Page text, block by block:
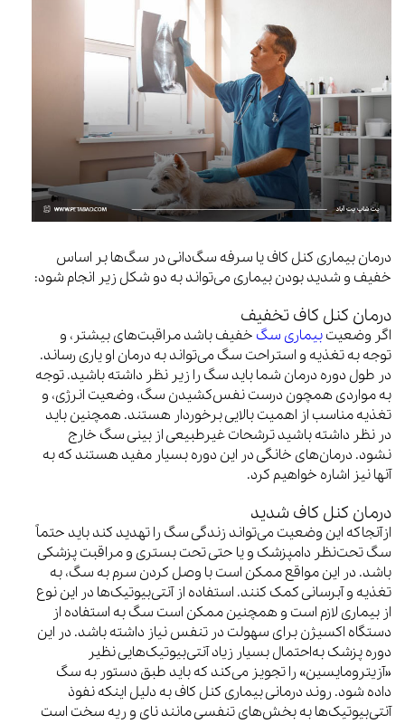
درمان بیماری کنل کاف یا سرفه سگ‌دانی در سگ‌ها بر اساس
خفیف و شدید بودن بیماری می‌تواند به دو شکل زیر انجام شود:
درمان کنل کاف تخفیف
اگر وضعیتبیماری سگ خفیف باشد مراقبت‌های بیشتر، و
توجه به تغذیه و استراحت سگ می‌تواند به درمان او یاری رساند.
در طول دوره درمان شما باید سگ را زیر نظر داشته باشید. توجه
به مواردی همچون درست نفس‌کشیدن سگ، وضعیت انرژی، و
تغذیه مناسب از اهمیت بالایی برخوردار هستند. همچنین باید
در نظر داشته باشید ترشحات غیرطبیعی از بینی سگ خارج
نشود. درمان‌های خانگی در این دوره بسیار مفید هستند که به
آنها نیز اشاره خواهیم کرد.
درمان کنل کاف شدید
ازآنجاکه این وضعیت می‌تواند زندگی سگ را تهدید کند باید حتماً
سگ تحت‌نظر دامپزشک و یا حتی تحت بستری و مراقبت پزشکی
باشد. در این مواقع ممکن است با وصل کردن سرم به سگ، به
تغذیه و آبرسانی کمک کنند. استفاده از آنتی‌بیوتیک‌ها در این نوع
از بیماری لازم است و همچنین ممکن است سگ به استفاده از
دستگاه اکسیژن برای سهولت در تنفس نیاز داشته باشد. در این
دوره پزشک به‌احتمال بسیار زیاد آنتی‌بیوتیک‌هایی نظیر
«آزیترومایسین» را تجویز می‌کند که باید طبق دستور به سگ
داده شود. روند درمانی بیماری کنل کاف به دلیل اینکه نفوذ
آنتی‌بیوتیک‌ها به بخش‌های تنفسی مانند نای و ریه سخت است